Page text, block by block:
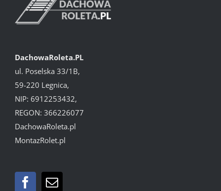
DachowaRoleta.PL
ul. Poselska 33/1B,
59-220 Legnica,
NIP: 6912253432,
REGON: 366226077
DachowaRoleta.pl
MontazRolet.pl